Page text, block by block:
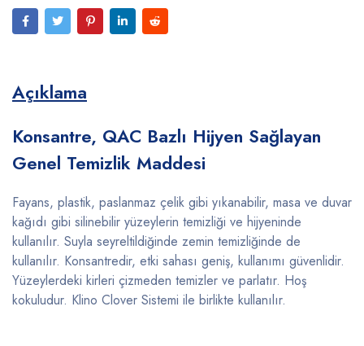
Açıklama
Konsantre, QAC Bazlı Hijyen Sağlayan
Genel Temizlik Maddesi
Fayans, plastik, paslanmaz çelik gibi yıkanabilir, masa ve duvar
kağıdı gibi silinebilir yüzeylerin temizliği ve hijyeninde
kullanılır. Suyla seyreltildiğinde zemin temizliğinde de
kullanılır. Konsantredir, etki sahası geniş, kullanımı güvenlidir.
Yüzeylerdeki kirleri çizmeden temizler ve parlatır. Hoş
kokuludur. Klino Clover Sistemi ile birlikte kullanılır.